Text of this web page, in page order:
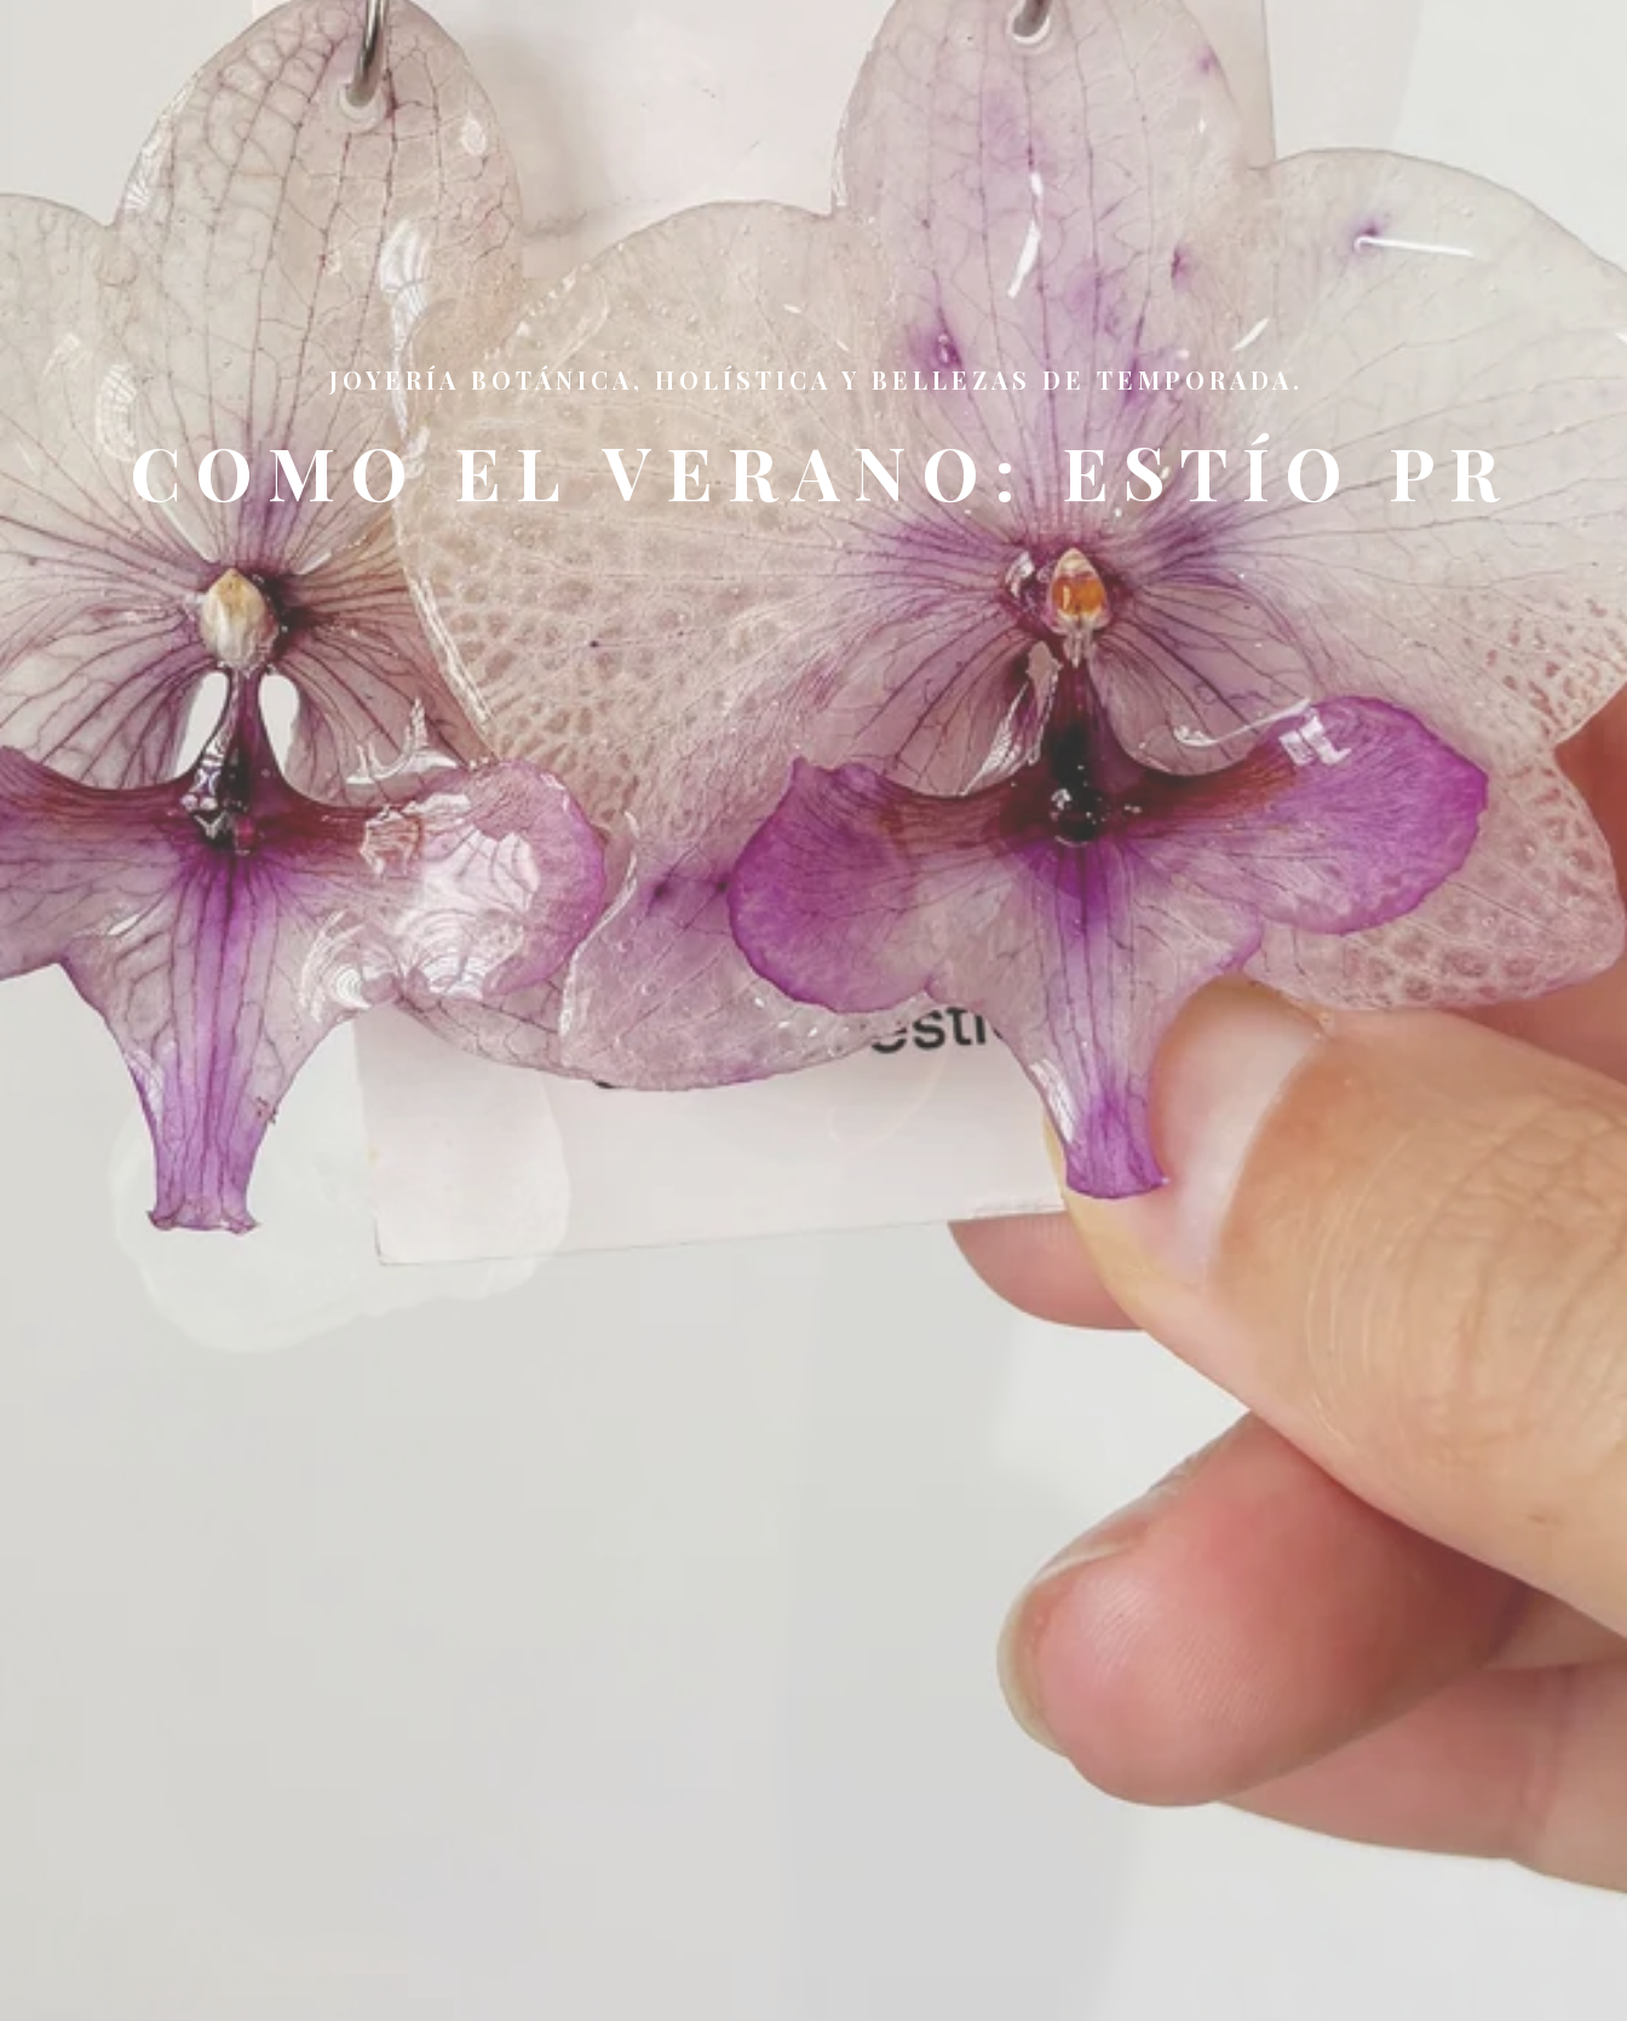
JOYERÍA BOTÁNICA, HOLÍSTICA Y BELLEZAS DE TEMPORADA.
COMO EL VERANO: ESTÍO PR